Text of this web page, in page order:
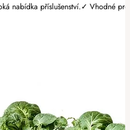
nabídka příslušenství.✓ Vhodné